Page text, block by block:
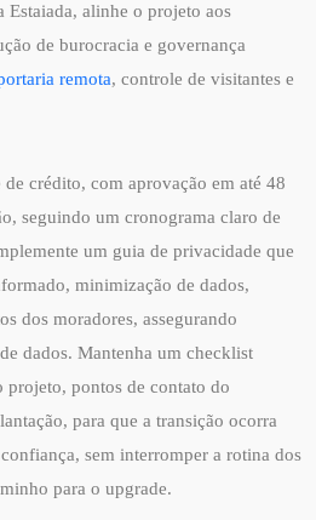
Estaiada, alinhe o projeto aos
de burocracia e governança
remota, controle de visitantes e
crédito, com aprovação em até 48
seguindo um cronograma claro de
um guia de privacidade que
minimização de dados,
dos moradores, assegurando
dados. Mantenha um checklist
pontos de contato do
para que a transição ocorra
sem interromper a rotina dos
para o upgrade.